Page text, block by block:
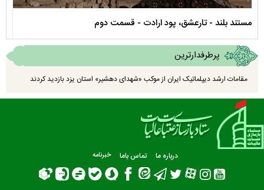
نماهنگ صحن حضرت زهرا سلام الله علیها
پرطرفدارترین
مقامات ارشد دیپلماتیک ایران از موکب «شهدای دهشیر» استان یزد بازدید کردند
درباره ما تماس باما خبرنامه